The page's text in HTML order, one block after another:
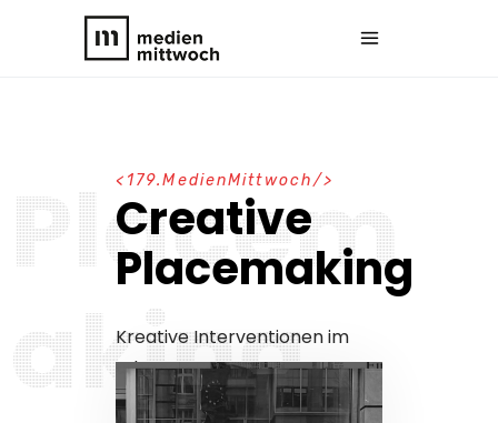
Placem
aking
179.MedienMittwoch
Creative
Placemaking
Kreative Interventionen im
urbanen Raum.